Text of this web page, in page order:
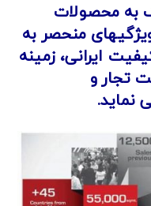
به محصولات
منحصر به
ایرانی، زمینه
تجار و
نماید.